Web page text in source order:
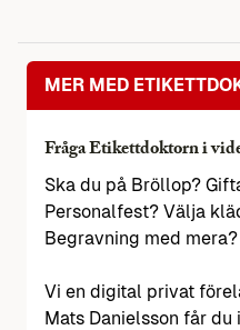
MER MED
Fråga Etikettdoktorn i
Ska du på Bröllop?
Personalfest? Välja
Begravning med mera?
Vi en digital privat
Mats Danielsson får du